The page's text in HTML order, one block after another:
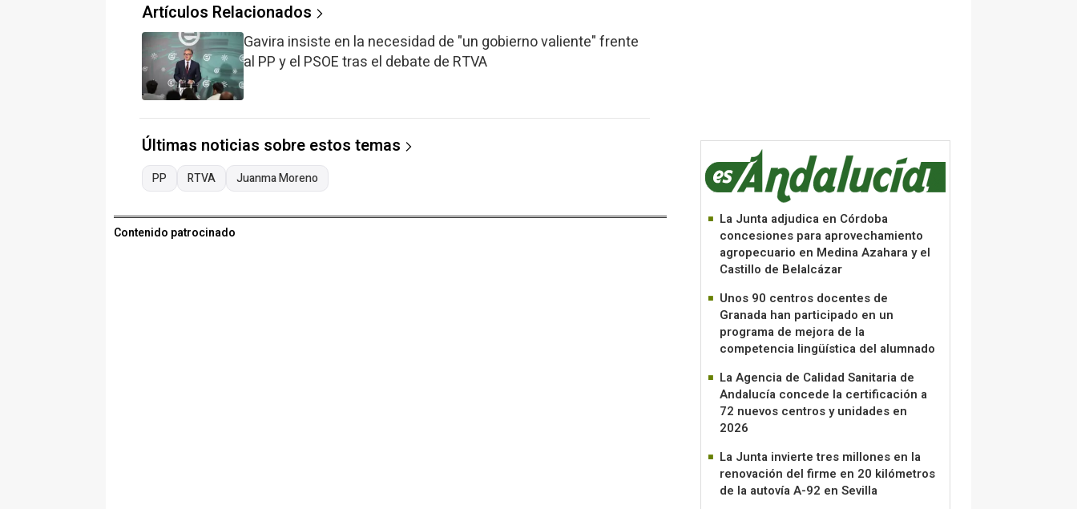
Artículos Relacionados
Gavira insiste en la necesidad de "un gobierno valiente" frente
al PP y el PSOE tras el debate de RTVA
Últimas noticias sobre estos temas
PP RTVA Juanma Moreno
Contenido patrocinado
La Junta adjudica en Córdoba
concesiones para aprovechamiento
agropecuario en Medina Azahara y el
Castillo de Belalcázar
Unos 90 centros docentes de
Granada han participado en un
programa de mejora de la
competencia lingüística del alumnado
La Agencia de Calidad Sanitaria de
Andalucía concede la certificación a
72 nuevos centros y unidades en
2026
La Junta invierte tres millones en la
renovación del firme en 20 kilómetros
de la autovía A-92 en Sevilla